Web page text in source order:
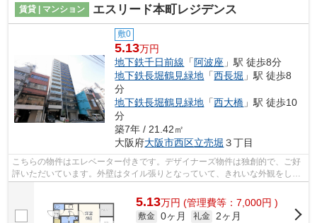
賃貸 | マンション エスリード本町レジデンス
敷0
5.13万円
地下鉄千日前線 「 阿波座 」駅 徒歩8分
地下鉄長堀鶴見緑地 「西長堀 」駅 徒歩8
分
地下鉄長堀鶴見緑地 「西大橋 」駅 徒歩10
分
築7年 / 21.42㎡
大阪府大阪市西区立売堀 ３丁目
こちらの物件はエレベーター付きです。デザイナーズ物件は独創的で、ご好
評いただいています。外壁はタイル張りとなっていて、きれいな外観をして
います。築3年の物件です。ホームズ・...
5.13万円 (管理費等：7,000円 )
敷金 0ヶ月 礼金
2ヶ月